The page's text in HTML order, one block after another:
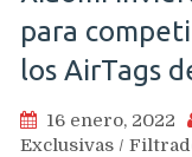
para
los AirTags
16 enero, 2022
Exclusivas /